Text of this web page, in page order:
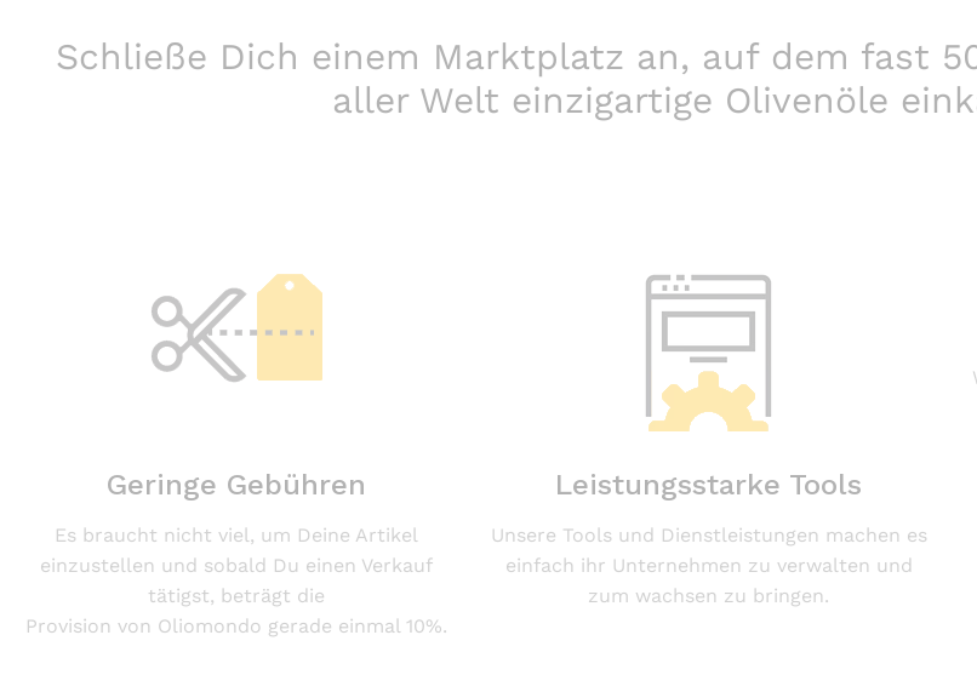
Schließe Dich einem Marktplatz an, auf dem fast
aller Welt einzigartige Olivenöle
Geringe Gebühren
Es braucht nicht viel, um Deine Artikel
einzustellen und sobald Du einen Verkauf
tätigst, beträgt die
Provision von Oliomondo gerade einmal 10%.
Leistungsstarke Tools
Unsere Tools und Dienstleistungen machen es
einfach ihr Unternehmen zu verwalten und
zum wachsen zu bringen.